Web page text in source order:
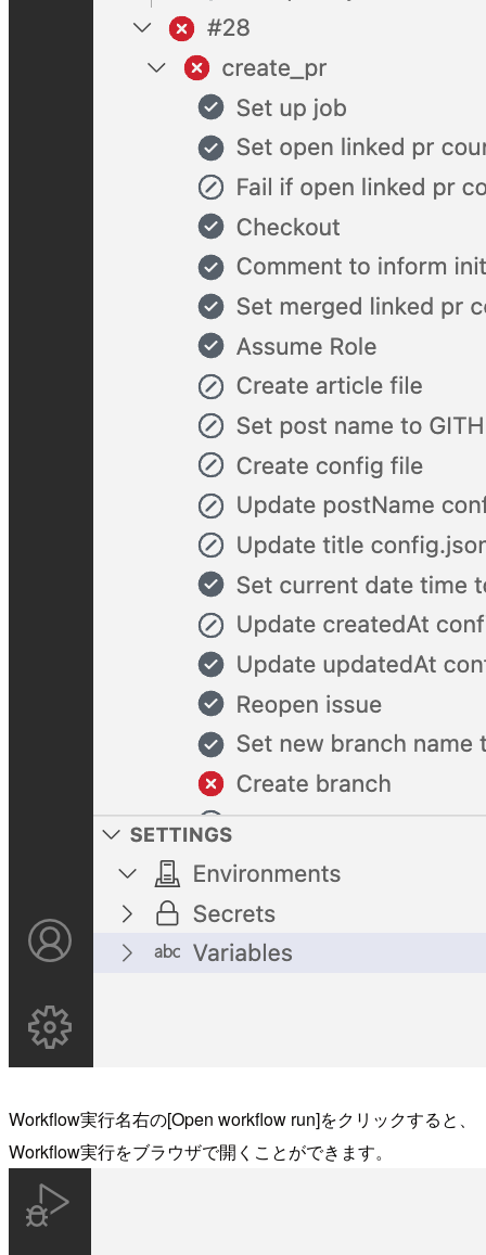
Workflow実行名右の[Open workflow run]をクリックすると、
Workflow実行をブラウザで開くことができます。